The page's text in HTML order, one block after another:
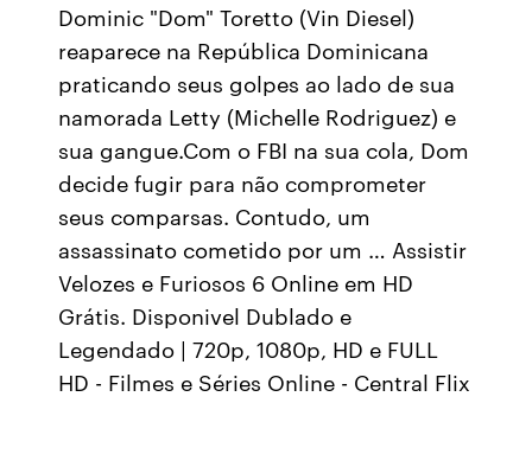
Dominic "Dom" Toretto (Vin Diesel)
reaparece na República Dominicana
praticando seus golpes ao lado de sua
namorada Letty (Michelle Rodriguez) e
sua gangue.Com o FBI na sua cola, Dom
decide fugir para não comprometer
seus comparsas. Contudo, um
assassinato cometido por um … Assistir
Velozes e Furiosos 6 Online em HD
Grátis. Disponivel Dublado e
Legendado | 720p, 1080p, HD e FULL
HD - Filmes e Séries Online - Central Flix